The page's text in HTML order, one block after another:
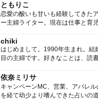
ともりこ
恋愛の酸いも甘いも経験してきた
ー主婦ライター。現在は仕事と育
chiki
はじめまして。1990年生まれ。結
目の主婦です。好きなことは、読
依奈ミリサ
キャンペーンMC、営業、アパレル
を経て幼少より嗜んできた占いの